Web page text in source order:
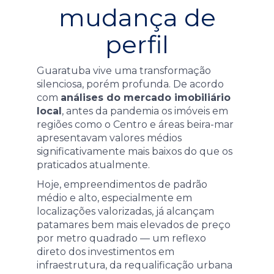
mudança de
perfil
Guaratuba vive uma transformação
silenciosa, porém profunda. De acordo
com análises do mercado imobiliário
local, antes da pandemia os imóveis em
regiões como o Centro e áreas beira-mar
apresentavam valores médios
significativamente mais baixos do que os
praticados atualmente.
Hoje, empreendimentos de padrão
médio e alto, especialmente em
localizações valorizadas, já alcançam
patamares bem mais elevados de preço
por metro quadrado — um reflexo
direto dos investimentos em
infraestrutura, da requalificação urbana